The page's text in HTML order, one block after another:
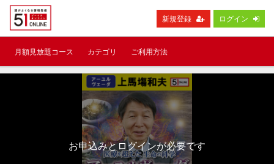
新規登録 ログイン
月額見放題コース カテゴリ ご利用方法
お申込みとログインが必要です